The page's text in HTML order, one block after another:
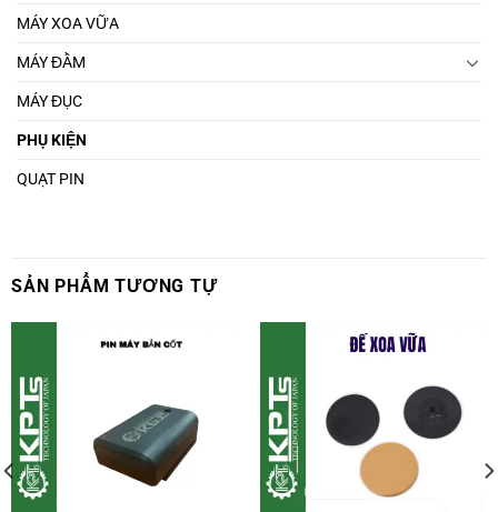
MÁY XOA VỮA
MÁY ĐẦM
MÁY ĐỤC
PHỤ KIỆN
QUẠT PIN
SẢN PHẨM TƯƠNG TỰ